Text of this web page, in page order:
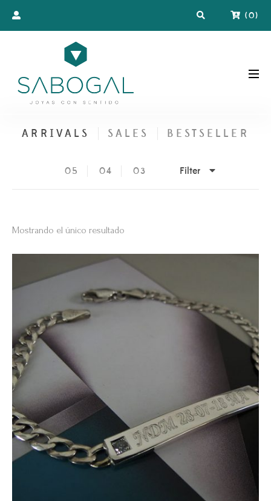
(0)
ARRIVALS SALES BESTSELLER
05 04 03 Filter
Mostrando el único resultado